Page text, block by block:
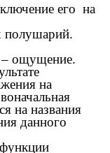
его на
– ощущение.
на
на названия
данного